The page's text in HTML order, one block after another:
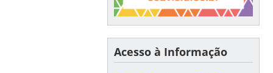
Acesso à Informação